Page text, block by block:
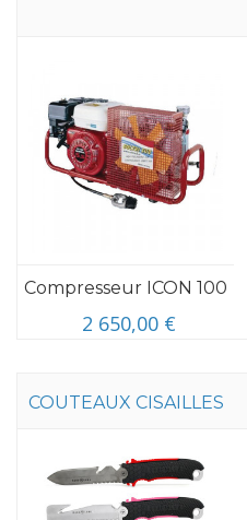
Compresseur ICON 100
2 650,00 €
COUTEAUX CISAILLES